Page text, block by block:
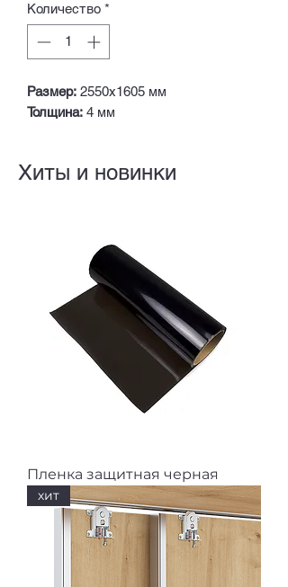
Количество *
Размер: 2550х1605 мм
Толщина: 4 мм
Хиты и новинки
Пленка защитная черная
хит